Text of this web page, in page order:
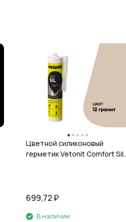
Цветной силиконовый
герметик Vetonit Comfort Sil,
699,72₽
В наличии